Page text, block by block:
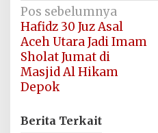
Navigasi
pos
Pos sebelumnya
Hafidz 30 Juz Asal
Aceh Utara Jadi Imam
Sholat Jumat di
Masjid Al Hikam
Depok
Berita Terkait